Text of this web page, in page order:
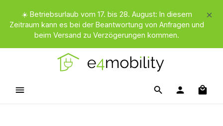
Zum Hauptinhalt springen
☀️ Betriebsurlaub vom 17. bis 28. August: In diesem
Zeitraum kann es bei der Beantwortung von Anfragen und
beim Versand zu Verzögerungen kommen.